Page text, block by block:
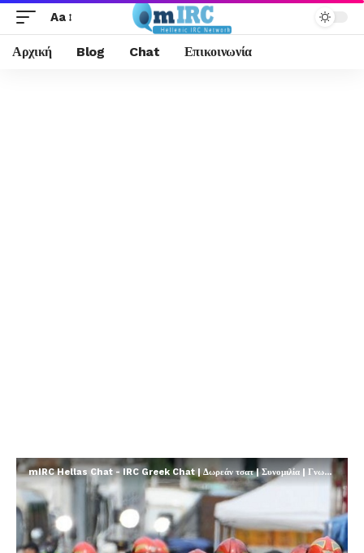
Aa
Αρχική Blog Chat Επικοινωνία
mIRC Hellas Chat - IRC Greek Chat | Δωρεάν τσατ | Συνομιλία | Γνωριμίες | FREE